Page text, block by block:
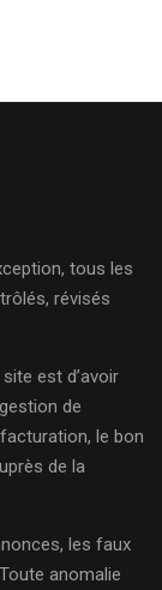
tous les
révisés
est d’avoir
de
le bon
de la
les faux
anomalie